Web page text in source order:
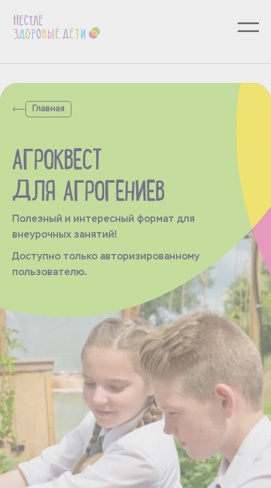
Главная
АГРОКВЕСТ
ДЛЯ АГРОГЕНИЕВ
Полезный и интересный формат для
внеурочных занятий!
Доступно только авторизированному
пользователю.